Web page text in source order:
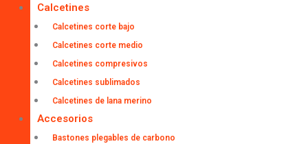
Calcetines
Calcetines corte bajo
Calcetines corte medio
Calcetines compresivos
Calcetines sublimados
Calcetines de lana merino
Accesorios
Bastones plegables de carbono